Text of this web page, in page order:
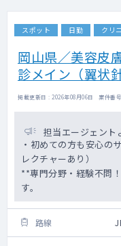
スポット 日勤 クリ
岡山県／美容皮
診メイン（翼状
掲載更新日 : 2026年08月06日 案件番
担当エージェント
・初めての方も安心の
レクチャーあり）
**専門分野・経験不問
す。
路線